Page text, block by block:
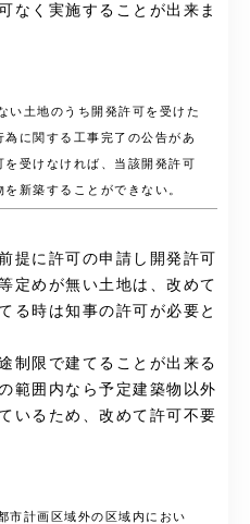
なく実施することが出来ま
い土地のうち開発許可を受けた
に関する工事完了の公告があ
受けなければ、当該開発許可
新築することができない。
提に許可の申請し開発許可
定めが無い土地は、改めて
る時は知事の許可が必要と
制限で建てることが出来る
範囲内なら予定建築物以外
いるため、改めて許可不要
市計画区域外の区域内におい